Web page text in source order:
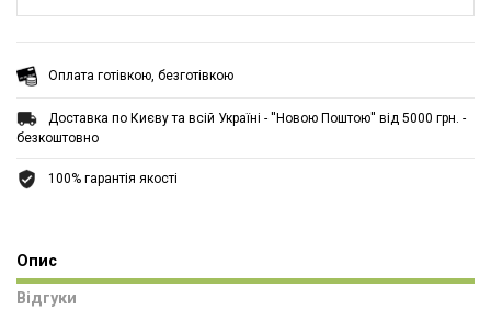
Оплата готівкою, безготівкою
Доставка по Києву та всій Україні - ''Новою Поштою'' від 5000 грн. -
безкоштовно
100% гарантія якості
Опис
Відгуки